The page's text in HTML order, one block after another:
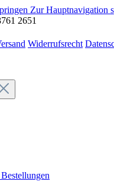
Zur Hauptnavigation
2651
Widerrufsrecht
Bestellungen